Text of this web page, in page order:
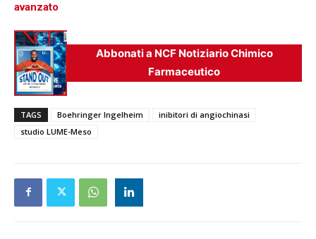
avanzato
Abbonati a NCF Notiziario Chimico
Farmaceutico
TAGS Boehringer Ingelheim
inibitori di angiochinasi
studio LUME-Meso